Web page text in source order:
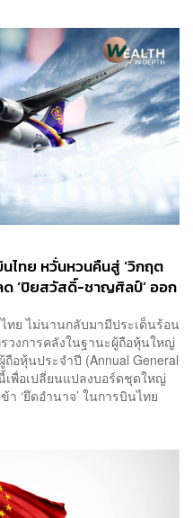
ไทย หวั่นหวนคืนสู่ ‘วิกฤต
ด ‘ปิยสวัสดิ์-ชาญศิลป์’ ออก
ย ไม่นานกลับมามีประเด็นร้อน
วงการคลังในฐานะผู้ถือหุ้นใหญ่
อหุ้นประจำปี (Annual General
เพื่อเปลี่ยนแปลงบอร์ดชุดใหญ่
‘ยึดอำนาจ’ ในการบินไทย